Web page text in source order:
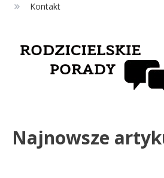
Kontakt
Najnowsze